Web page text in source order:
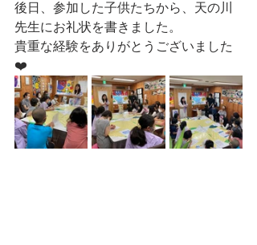
後日、参加した子供たちから、天の川
先生にお礼状を書きました。
貴重な経験をありがとうございました
❤️